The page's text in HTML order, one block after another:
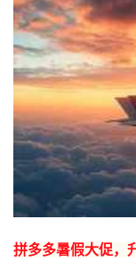
拼多多暑假大促，